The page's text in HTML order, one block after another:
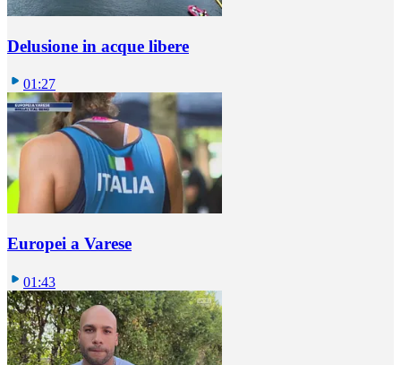
Delusione in acque libere
01:27
Europei a Varese
01:43